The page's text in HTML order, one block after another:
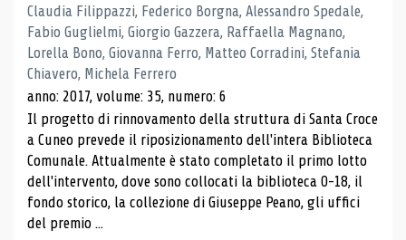
Claudia Filippazzi, Federico Borgna, Alessandro Spedale,
Fabio Guglielmi, Giorgio Gazzera, Raffaella Magnano,
Lorella Bono, Giovanna Ferro, Matteo Corradini, Stefania
Chiavero, Michela Ferrero
anno: 2017, volume: 35, numero: 6
Il progetto di rinnovamento della struttura di Santa Croce
a Cuneo prevede il riposizionamento dell'intera Biblioteca
Comunale. Attualmente è stato completato il primo lotto
dell'intervento, dove sono collocati la biblioteca 0-18, il
fondo storico, la collezione di Giuseppe Peano, gli uffici
del premio ...